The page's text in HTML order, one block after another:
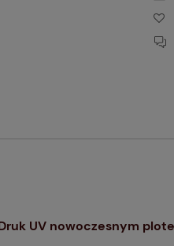
UV nowoczesnym